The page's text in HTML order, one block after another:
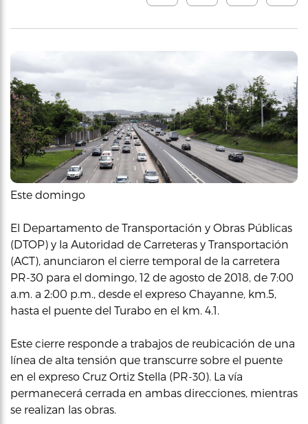
Este domingo
El Departamento de Transportación y Obras Públicas
(DTOP) y la Autoridad de Carreteras y Transportación
(ACT), anunciaron el cierre temporal de la carretera
PR-30 para el domingo, 12 de agosto de 2018, de 7:00
a.m. a 2:00 p.m., desde el expreso Chayanne, km.5,
hasta el puente del Turabo en el km. 4.1.
Este cierre responde a trabajos de reubicación de una
línea de alta tensión que transcurre sobre el puente
en el expreso Cruz Ortiz Stella (PR-30). La vía
permanecerá cerrada en ambas direcciones, mientras
se realizan las obras.